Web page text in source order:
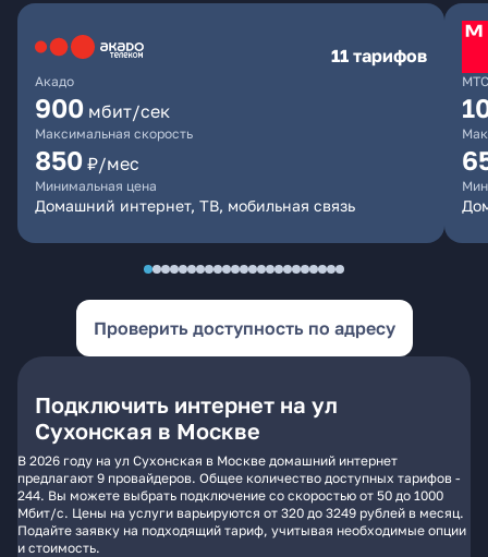
Акадо
11 тарифов
900 мбит/сек
Максимальная скорость
850 ₽/мес
Минимальная цена
Домашний интернет, ТВ, мобильная связь
МТС
Проверить доступность по адресу
Подключить интернет на ул
Сухонская в Москве
В 2026 году на ул Сухонская в Москве домашний интернет
предлагают 9 провайдеров. Общее количество доступных тарифов -
244. Вы можете выбрать подключение со скоростью от 50 до 1000
Мбит/с. Цены на услуги варьируются от 320 до 3249 рублей в месяц.
Подайте заявку на подходящий тариф, учитывая необходимые опции
и стоимость.